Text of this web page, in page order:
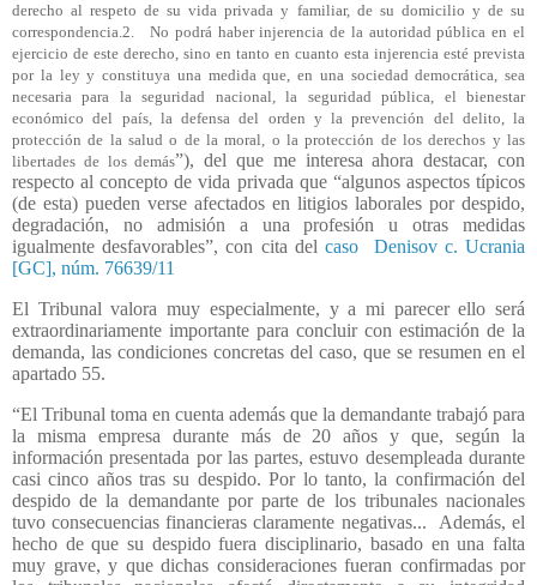
derecho al respeto de su vida privada y familiar, de su domicilio y de su
correspondencia.2. No podrá haber injerencia de la autoridad pública en el
ejercicio de este derecho, sino en tanto en cuanto esta injerencia esté prevista
por la ley y constituya una medida que, en una sociedad democrática, sea
necesaria para la seguridad nacional, la seguridad pública, el bienestar
económico del país, la defensa del orden y la prevención del delito, la
protección de la salud o de la moral, o la protección de los derechos y las
libertades de los demás”), del que me interesa ahora destacar, con
respecto al concepto de vida privada que “algunos aspectos típicos
(de esta) pueden verse afectados en litigios laborales por despido,
degradación, no admisión a una profesión u otras medidas
igualmente desfavorables”, con cita delcaso
Denisov c. Ucrania
[GC], núm. 76639/11
El Tribunal valora muy especialmente, y a mi parecer ello será
extraordinariamente importante para concluir con estimación de la
demanda, las condiciones concretas del caso, que se resumen en el
apartado 55.
“El Tribunal toma en cuenta además que la demandante trabajó para
la misma empresa durante más de 20 años y que, según la
información presentada por las partes, estuvo desempleada durante
casi cinco años tras su despido. Por lo tanto, la confirmación del
despido de la demandante por parte de los tribunales nacionales
tuvo consecuencias financieras claramente negativas...
Además, el
hecho de que su despido fuera disciplinario, basado en una falta
muy grave, y que dichas consideraciones fueran confirmadas por